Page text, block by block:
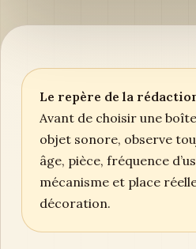
Le repère de la
Avant de choisir une
objet sonore, observe
âge, pièce, fréquence
mécanisme et place
décoration.